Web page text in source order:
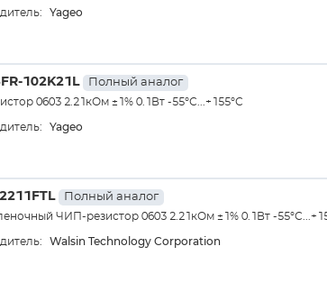
Yageo
102K21L Полный аналог
0603 2.21кОм ±1% 0.1Вт -55°С...+155°С
Yageo
Полный аналог
ЧИП-резистор 0603 2.21кОм ±1% 0.1Вт -
Walsin Technology Corporation